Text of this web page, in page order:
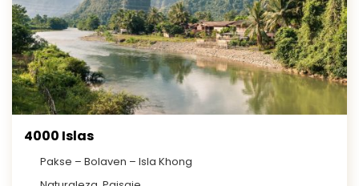
4000 Islas
Pakse – Bolaven – Isla Khong